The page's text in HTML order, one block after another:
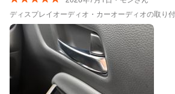
た。 また、作業後にはデジタルインナーミラーの使い方も丁寧に
説明していただき、約100ページある説明
問題なく使いこなせそうです。 対応もとても親切で人柄が良く、
終始安心してお任せできました。 次回もぜ
ディスプレイオーディオ・カーオーディオの取り